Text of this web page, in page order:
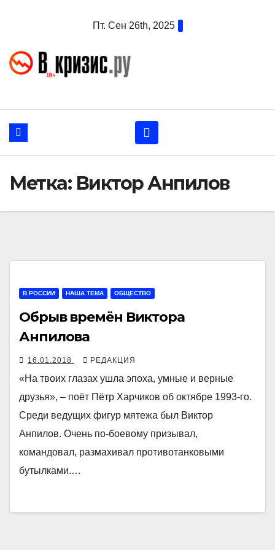
Пт. Сен 26th, 2025
Метка: Виктор Анпилов
В РОССИИ НАША ТЕМА ОБЩЕСТВО
Обрыв времён Виктора
Анпилова
16.01.2018 РЕДАКЦИЯ
«На твоих глазах ушла эпоха, умные и верные
друзья», – поёт Пётр Харчиков об октябре 1993-го.
Среди ведущих фигур мятежа был Виктор
Анпилов. Очень по-боевому призывал,
командовал, размахивал противотанковыми
бутылками.…